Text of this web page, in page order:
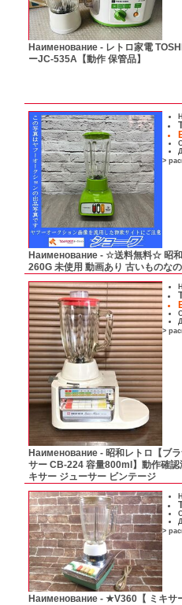
Наименование - レトロ家電
ーJC-535A【動作 保管品】
>
Наименование - ☆送料無料☆ 昭和
260G 未使用 動画あり 古いものな
>
Наименование - 昭和レトロ【ブ
サー CB-224 容量800ml】動作確
キサー ジューサー ビンテージ
>
Наименование - ★V360【 ミキサ